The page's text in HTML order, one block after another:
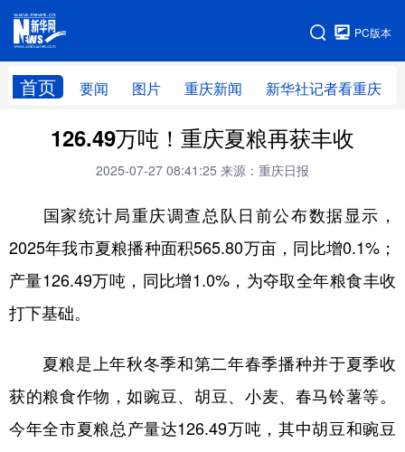
PC版本
首页 要闻 图片 重庆新闻 新华社记者看重庆
网站地图
126.49万吨！重庆夏粮再获丰收
2025-07-27 08:41:25 来源：重庆日报
国家统计局重庆调查总队日前公布数据显示，
2025年我市夏粮播种面积565.80万亩，同比增0.1%；
产量126.49万吨，同比增1.0%，为夺取全年粮食丰收
打下基础。
夏粮是上年秋冬季和第二年春季播种并于夏季收
获的粮食作物，如豌豆、胡豆、小麦、春马铃薯等。
今年全市夏粮总产量达126.49万吨，其中胡豆和豌豆